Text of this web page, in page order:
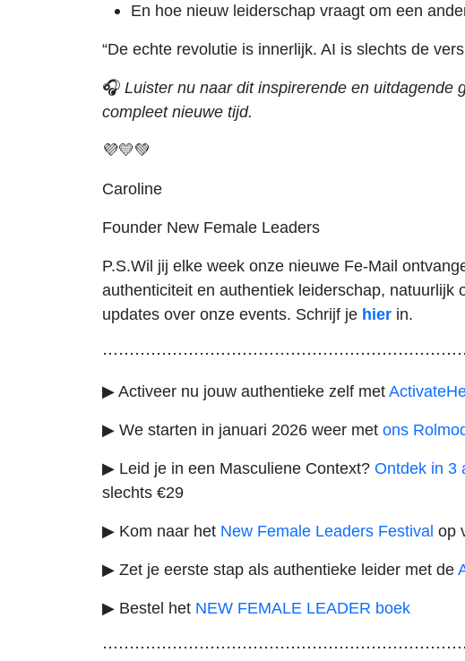
En hoe nieuw leiderschap vraagt om een
“De echte revolutie is innerlijk. AI is slechts de
🎧 Luister nu naar dit inspirerende en uitdagende
compleet nieuwe tijd.
💜💛💚
Caroline
Founder New Female Leaders
P.S.Wil jij elke week onze nieuwe Fe-Mail
authenticiteit en authentiek leiderschap,
updates over onze events. Schrijf je hier in.
▶ Activeer nu jouw authentieke zelf met
▶ We starten in januari 2026 weer met ons
▶ Leid je in een Masculiene Context? Ontdek in 3
slechts €29
▶ Kom naar het New Female Leaders Festival op
▶ Zet je eerste stap als authentieke leider met de
▶ Bestel het NEW FEMALE LEADER boek